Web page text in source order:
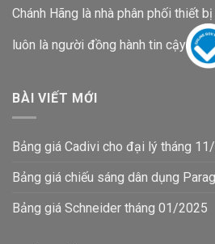
Chánh Hãng là nhà phân phối thiết
luôn là người đồng hành tin cậy
BÀI VIẾT MỚI
Bảng giá Cadivi cho đại lý tháng
Bảng giá chiếu sáng dân dụng
Bảng giá Schneider tháng 01/2025